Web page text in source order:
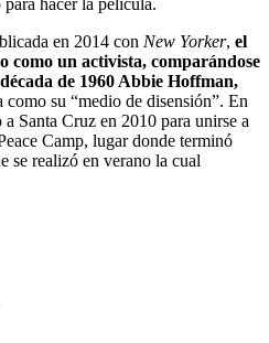
en 2014 con New Yorker, el
como un activista, comparándose
de 1960 Abbie Hoffman,
su “medio de disensión”. En
Santa Cruz en 2010 para unirse a
Camp, lugar donde terminó
se realizó en verano la cual